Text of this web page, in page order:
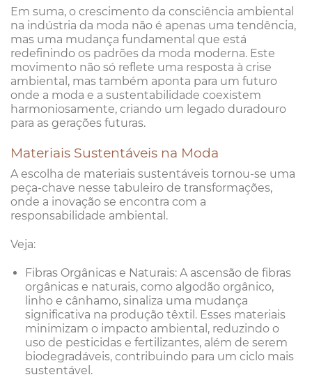
Em suma, o crescimento da consciência ambiental
na indústria da moda não é apenas uma tendência,
mas uma mudança fundamental que está
redefinindo os padrões da moda moderna. Este
movimento não só reflete uma resposta à crise
ambiental, mas também aponta para um futuro
onde a moda e a sustentabilidade coexistem
harmoniosamente, criando um legado duradouro
para as gerações futuras.
Materiais Sustentáveis na Moda
A escolha de materiais sustentáveis tornou-se uma
peça-chave nesse tabuleiro de transformações,
onde a inovação se encontra com a
responsabilidade ambiental.
Veja:
Fibras Orgânicas e Naturais: A ascensão de fibras
orgânicas e naturais, como algodão orgânico,
linho e cânhamo, sinaliza uma mudança
significativa na produção têxtil. Esses materiais
minimizam o impacto ambiental, reduzindo o
uso de pesticidas e fertilizantes, além de serem
biodegradáveis, contribuindo para um ciclo mais
sustentável.